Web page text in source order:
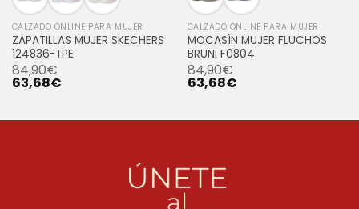
CALZADO ONLINE PARA MUJER
ZAPATILLAS MUJER SKECHERS
124836-TPE
84,90€
63,68€
CALZADO ONLINE PARA MUJER
MOCASÍN MUJER FLUCHOS
BRUNI F0804
84,90€
63,68€